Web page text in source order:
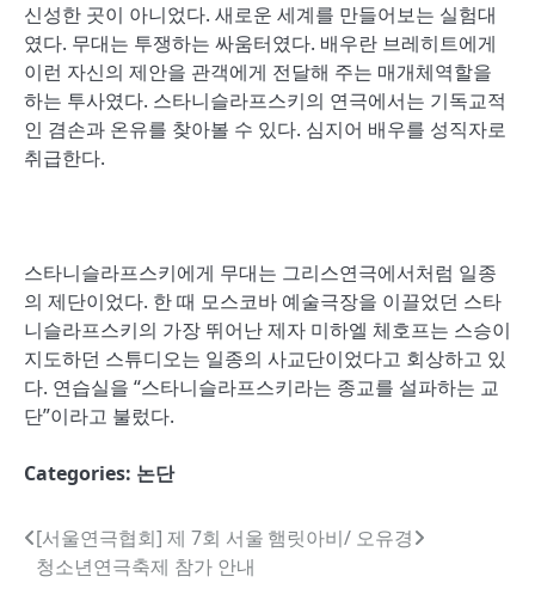
신성한 곳이 아니었다. 새로운 세계를 만들어보는 실험대
였다. 무대는 투쟁하는 싸움터였다. 배우란 브레히트에게
이런 자신의 제안을 관객에게 전달해 주는 매개체역할을
하는 투사였다. 스타니슬라프스키의 연극에서는 기독교적
인 겸손과 온유를 찾아볼 수 있다. 심지어 배우를 성직자로
취급한다.
스타니슬라프스키에게 무대는 그리스연극에서처럼 일종
의 제단이었다. 한 때 모스코바 예술극장을 이끌었던 스타
니슬라프스키의 가장 뛰어난 제자 미하엘 체호프는 스승이
지도하던 스튜디오는 일종의 사교단이었다고 회상하고 있
다. 연습실을 “스타니슬라프스키라는 종교를 설파하는 교
단”이라고 불렀다.
Categories: 논단
글
내
[서울연극협회] 제 7회 서울
청소년연극축제 참가 안내
햄릿아비/ 오유경